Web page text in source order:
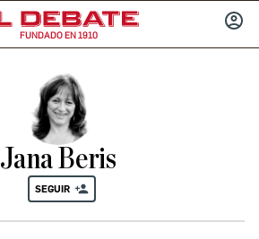
FUNDADO EN 1910
Jana Beris
SEGUIR